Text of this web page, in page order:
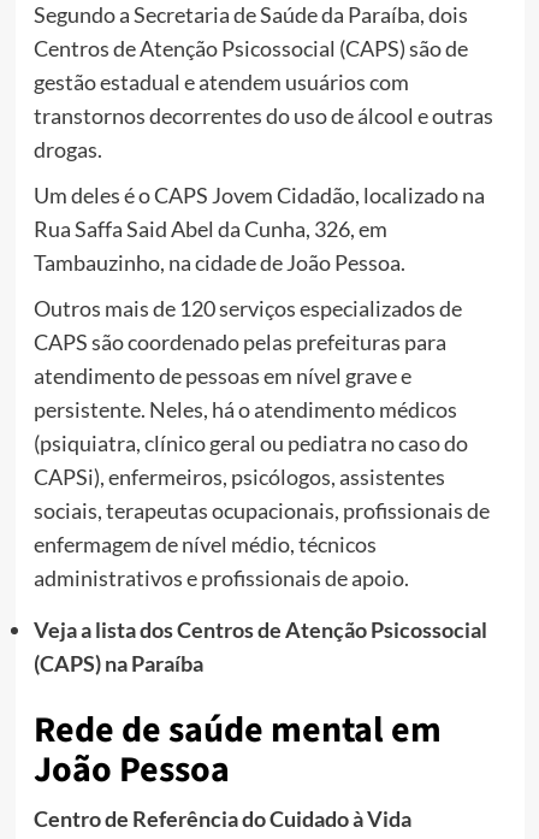
Segundo a Secretaria de Saúde da Paraíba, dois
Centros de Atenção Psicossocial (CAPS) são de
gestão estadual e atendem usuários com
transtornos decorrentes do uso de álcool e outras
drogas.
Um deles é oCAPS Jovem Cidadão, localizado na
Rua Saffa Said Abel da Cunha, 326, em
Tambauzinho, na cidade de João Pessoa.
Outros mais de 120 serviços especializados de
CAPS são coordenado pelas prefeituras para
atendimento de pessoas em nível grave e
persistente. Neles, há o atendimento médicos
(psiquiatra, clínico geral ou pediatra no caso do
CAPSi), enfermeiros, psicólogos, assistentes
sociais, terapeutas ocupacionais, profissionais de
enfermagem de nível médio, técnicos
administrativos e profissionais de apoio.
Veja a lista dos Centros de Atenção Psicossocial
(CAPS) na Paraíba
Rede de saúde mental em
João Pessoa
Centro de Referência do Cuidado à Vida